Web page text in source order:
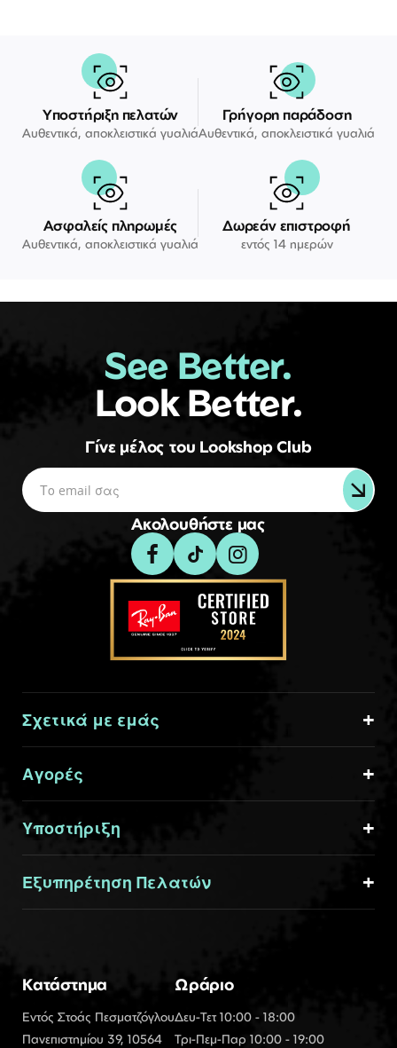
Υποστήριξη πελατών
Αυθεντικά, αποκλειστικά γυαλιά
Γρήγορη παράδοση
Αυθεντικά, αποκλειστικά γυαλιά
Ασφαλείς πληρωμές
Αυθεντικά, αποκλειστικά γυαλιά
Δωρεάν επιστροφή
εντός 14 ημερών
See Better.
Look Better.
Γίνε μέλος του Lookshop Club
Ακολουθήστε μας
Σχετικά με εμάς
Αγορές
Υποστήριξη
Εξυπηρέτηση Πελατών
Κατάστημα
Εντός Στοάς Πεσματζόγλου
Πανεπιστημίου 39, 10564
Ωράριο
Δευ-Τετ 10:00 - 18:00
Τρι-Πεμ-Παρ 10:00 - 19:00